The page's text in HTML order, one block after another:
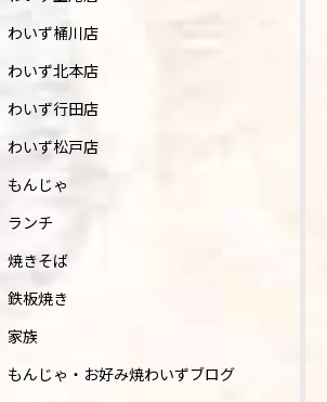
わいず桶川店
わいず北本店
わいず行田店
わいず松戸店
もんじゃ
ランチ
焼きそば
鉄板焼き
家族
もんじゃ・お好み焼わいずブログ